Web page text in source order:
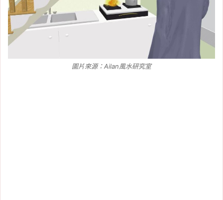
圖片來源：Ailan風水研究室